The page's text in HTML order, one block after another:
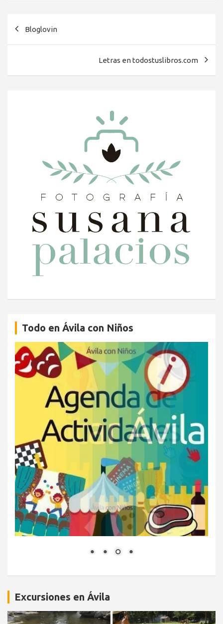
Bloglovin
Letras en todostuslibros.com
Todo en Ávila con Niños
Excursiones en Ávila